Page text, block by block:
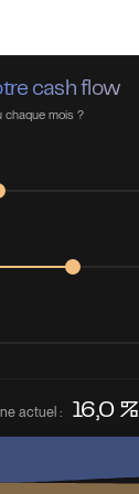
cash flow
chaque mois ?
actuel : 16,0 %